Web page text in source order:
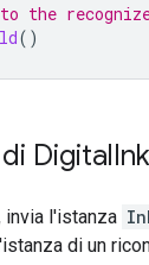
the
()
DigitalInk
invia l'istanza
di un